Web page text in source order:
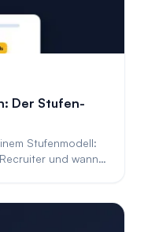
Der Stufen-
Stufenmodell:
und wann